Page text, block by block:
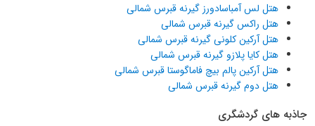
هتل لس آمباسادورز گیرنه قبرس شمالی
هتل راکس گیرنه قبرس شمالی
هتل آرکین کلونی گیرنه قبرس شمالی
هتل کایا پلازو گیرنه قبرس شمالی
هتل آرکین پالم بیچ فاماگوستا قبرس شمالی
هتل دوم گیرنه قبرس شمالی
جاذبه های گردشگری